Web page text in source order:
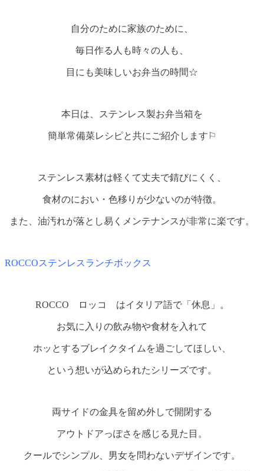
自分のために家族のために、
毎日作る人も時々の人も、
目にも美味しいお弁当の時間☆
本日は、ステンレス製お弁当箱を
簡単常備菜レシピと共にご紹介します⚐
ステンレス素材は軽くて丈夫で錆びにくく、
食材のにおい・色移りが少ないのが特徴。
また、油汚れが落とし易くメンテナンスが非常に楽です。
ROCCOステンレスランチボックス
ROCCO ロッコ はイタリア語で「休息」。
お気に入りの飲み物や食材を入れて
ホッとするブレイクタイムを過ごしてほしい、
という想いが込められたシリーズです。
両サイドの金具を留め外しで開閉する
アウトドアっぽさを感じる見た目。
クールでシンプル、男女を問わないデザインです。